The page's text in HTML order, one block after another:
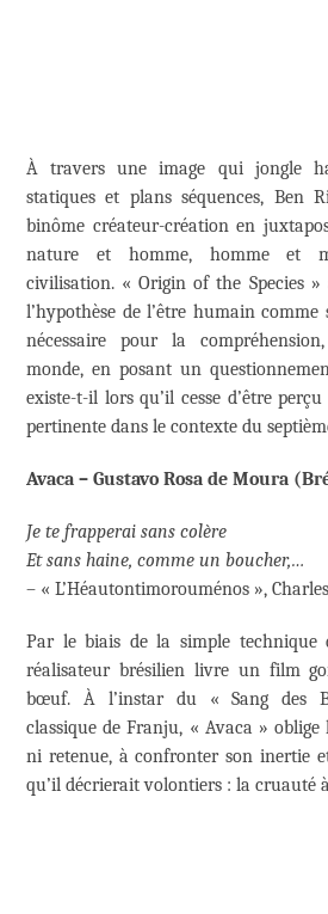
À travers une image qui jongle
statiques et plans séquences, Ben
binôme créateur-création en
nature et homme, homme et
civilisation. « Origin of the Species »
l’hypothèse de l’être humain
nécessaire pour la
monde, en posant un
existe-t-il lors qu’il cesse d’être
pertinente dans le contexte du
Avaca – Gustavo Rosa de Moura
Je te frapperai sans colère
Et sans haine, comme un boucher,…
– « L’Héautontimorouménos »,
Par le biais de la simple technique
réalisateur brésilien livre un film
bœuf. À l’instar du « Sang des
classique de Franju, « Avaca » oblige
ni retenue, à confronter son inertie
qu’il décrierait volontiers : la cruauté